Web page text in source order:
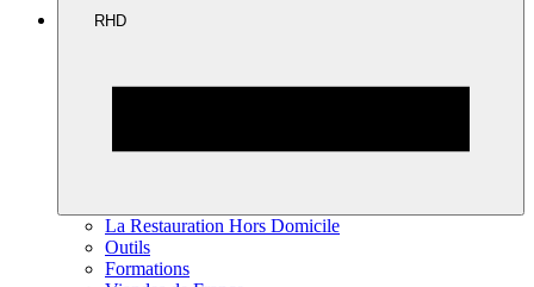
RHD
La Restauration Hors Domicile
Outils
Formations